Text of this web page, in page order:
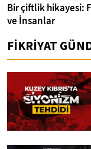
Bir çiftlik hikayesi:
ve İnsanlar
FİKRİYAT